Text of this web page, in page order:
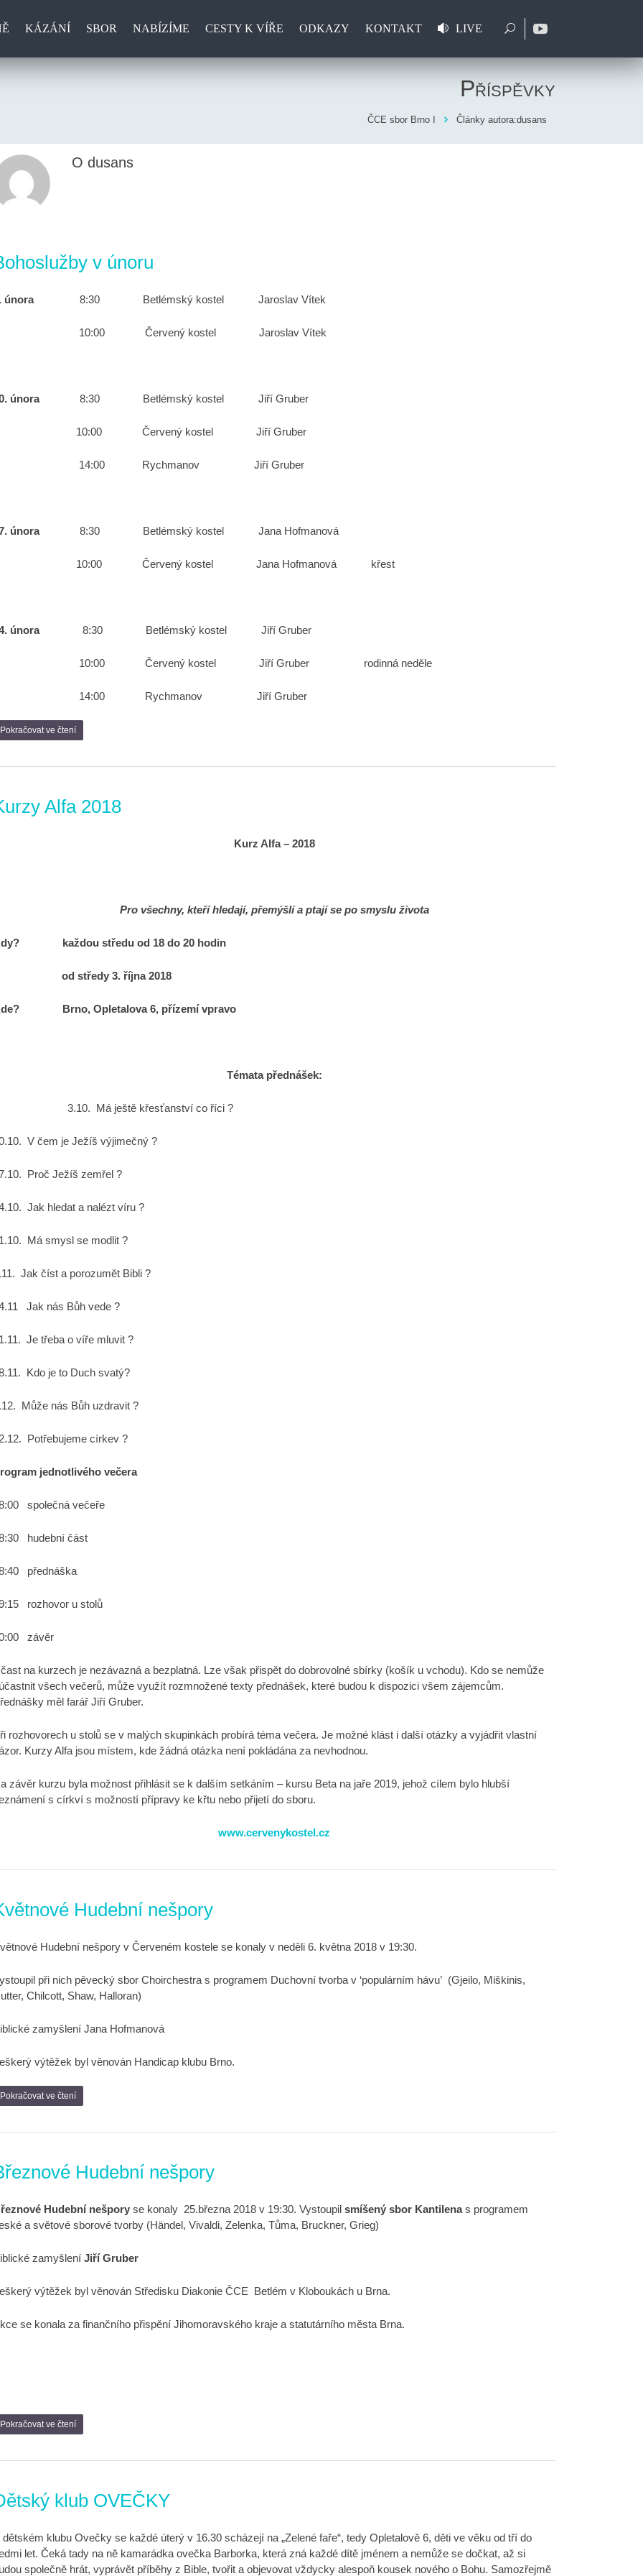
KÁZÁNÍ SBOR NABÍZÍME CESTY K VÍŘE ODKAZY KONTAKT LIVE
Příspěvky
ČCE sbor Brno I Články autora:dusans
O dusans
v únoru
února 8:30 Betlémský kostel Jaroslav Vítek
10:00 Červený kostel Jaroslav Vítek
února 8:30 Betlémský kostel Jiří Gruber
10:00 Červený kostel Jiří Gruber
14:00 Rychmanov Jiří Gruber
února 8:30 Betlémský kostel Jana Hofmanová
10:00 Červený kostel Jana Hofmanová křest
února 8:30 Betlémský kostel Jiří Gruber
10:00 Červený kostel Jiří Gruber rodinná neděle
14:00 Rychmanov Jiří Gruber
Pokračovat ve čtení
Alfa 2018
Kurz Alfa – 2018
Pro všechny, kteří hledají, přemýšlí a ptají se po smyslu života
každou středu od 18 do 20 hodin
středy 3. října 2018
Brno, Opletalova 6, přízemí vpravo
Témata přednášek:
Má ještě křesťanství co říci ?
V čem je Ježíš výjimečný ?
Proč Ježíš zemřel ?
Jak hledat a nalézt víru ?
Má smysl se modlit ?
Jak číst a porozumět Bibli ?
Jak nás Bůh vede ?
Je třeba o víře mluvit ?
Kdo je to Duch svatý?
Může nás Bůh uzdravit ?
Potřebujeme církev ?
jednotlivého večera
společná večeře
hudební část
přednáška
rozhovor u stolů
závěr
na kurzech je nezávazná a bezplatná. Lze však přispět do dobrovolné sbírky (košík u vchodu). Kdo se nemůže
všech večerů, může využít rozmnožené texty přednášek, které budou k dispozici všem zájemcům.
měl farář Jiří Gruber.
rozhovorech u stolů se v malých skupinkách probírá téma večera. Je možné klást i další otázky a vyjádřit vlastní
Kurzy Alfa jsou místem, kde žádná otázka není pokládána za nevhodnou.
závěr kurzu byla možnost přihlásit se k dalším setkáním – kursu Beta na jaře 2019, jehož cílem bylo hlubší
s církví s možností přípravy ke křtu nebo přijetí do sboru.
www.cervenykostel.cz
Hudební nešpory
Hudební nešpory v Červeném kostele se konaly v neděli 6. května 2018 v 19:30.
při nich pěvecký sbor Choirchestra s programem Duchovní tvorba v ‘populárním hávu’ (Gjeilo, Miškinis,
Chilcott, Shaw, Halloran)
zamyšlení Jana Hofmanová
výtěžek byl věnován Handicap klubu Brno.
Pokračovat ve čtení
Hudební nešpory
Hudební nešpory se konaly 25.března 2018 v 19:30. Vystoupil smíšený sbor Kantilenas programem
a světové sborové tvorby (Händel, Vivaldi, Zelenka, Tůma, Bruckner, Grieg)
zamyšlení Jiří Gruber
výtěžek byl věnován Středisku Diakonie ČCE Betlém v Kloboukách u Brna.
se konala za finančního přispění Jihomoravského kraje a statutárního města Brna.
Pokračovat ve čtení
klub OVEČKY
dětském klubu Ovečky se každé úterý v 16.30 scházejí na „Zelené faře“, tedy Opletalově 6, děti ve věku od tří do
let. Čeká tady na ně kamarádka ovečka Barborka, která zná každé dítě jménem a nemůže se dočkat, až si
společně hrát, vyprávět příběhy z Bible, tvořit a objevovat vždycky alespoň kousek nového o Bohu. Samozřejmě